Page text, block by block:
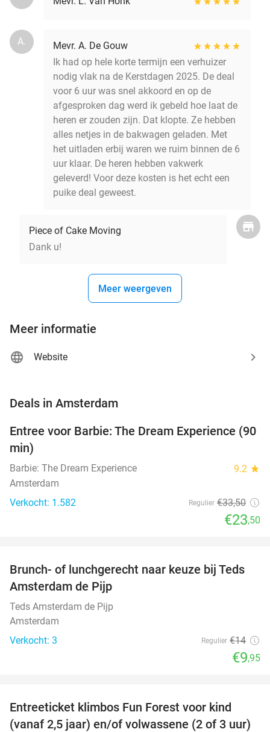
A.
Mevr. A. De Gouw
Ik had op hele korte termijn een verhuizer
nodig vlak na de Kerstdagen 2025. De deal
voor 6 uur was snel akkoord en op de
afgesproken dag werd ik gebeld hoe laat de
heren er zouden zijn. Dat klopte. Ze hebben
alles netjes in de bakwagen geladen. Met
het uitladen erbij waren we ruim binnen de 6
uur klaar. De heren hebben vakwerk
geleverd! Voor deze kosten is het echt een
puike deal geweest.
Piece of Cake Moving
Dank u!
Meer weergeven
Meer informatie
Website
Deals in Amsterdam
30%
Entree voor Barbie: The Dream Experience (90
min)
Barbie: The Dream Experience 9.2 star
Amsterdam
Verkocht: 1.582
Regulier €33,50
€23,50
29%
TODAY
Brunch- of lunchgerecht naar keuze bij Teds
Amsterdam de Pijp
Teds Amsterdam de Pijp
Amsterdam
Verkocht: 3
Regulier €14
€9,95
Entreeticket klimbos Fun Forest voor kind
(vanaf 2,5 jaar) en/of volwassene (2 of 3 uur)